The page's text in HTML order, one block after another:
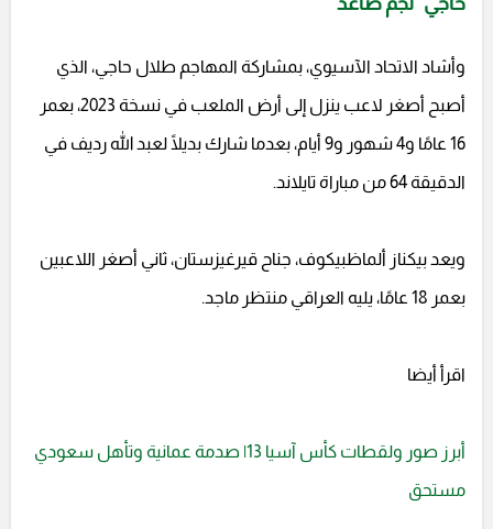
وأشاد الاتحاد الآسيوي، بمشاركة المهاجم طلال حاجي، الذي
أصبح أصغر لاعب ينزل إلى أرض الملعب في نسخة 2023، بعمر
16 عامًا و4 شهور و9 أيام، بعدما شارك بديلًا لعبد الله رديف في
الدقيقة 64 من مباراة تايلاند.
ويعد بيكناز ألماظبيكوف، جناح قيرغيزستان، ثاني أصغر اللاعبين
بعمر 18 عامًا، يليه العراقي منتظر ماجد.
اقرأ أيضا
أبرز صور ولقطات كأس آسيا 13| صدمة عمانية وتأهل سعودي
مستحق